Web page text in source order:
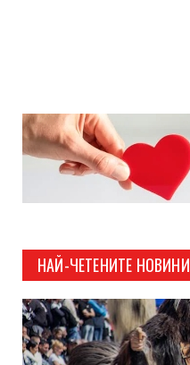
НАЙ-ЧЕТЕНИТЕ НОВИНИ